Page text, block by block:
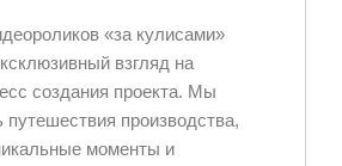
«за кулисами»
взгляд на
создания проекта. Мы
производства,
моменты и